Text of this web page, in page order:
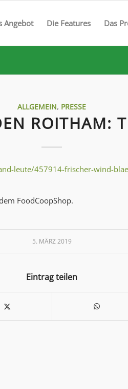
Angebot Die Features Das
ALLGEMEIN, PRESSE
ROITHAM:
leute/457914-frischer-wind-
FoodCoopShop.
5. MÄRZ 2019
Eintrag teilen